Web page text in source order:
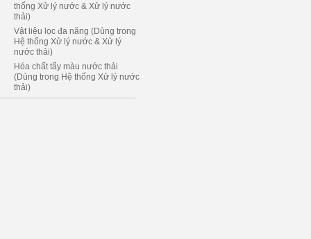
thống Xử lý nước & Xử lý nước
thải)
Vật liệu lọc đa năng (Dùng trong
Hệ thống Xử lý nước & Xử lý
nước thải)
Hóa chất tẩy màu nước thải
(Dùng trong Hệ thống Xử lý nước
thải)